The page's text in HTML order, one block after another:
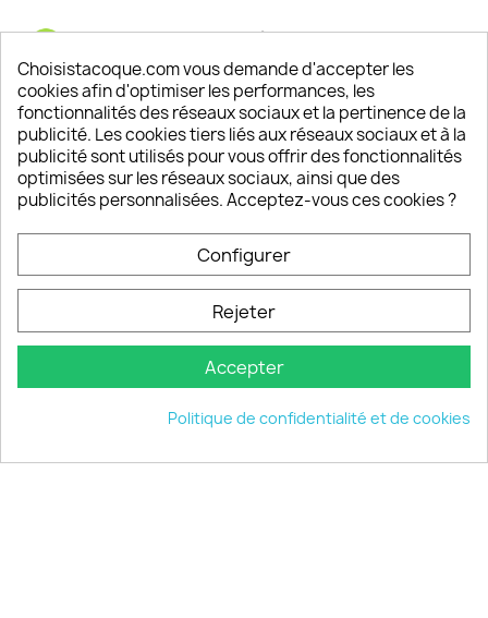
Satisfaction de nos clients
Depuis 2009, entre 92% et 94% de nos clients
sont satisfaits de nos produits
Un SAV à votre écoute
Notre SAV est disponible 6/7J de 10h à 18H
keyboard_arrow_down
© 2026 - choisistacoque.com
Choisistacoque.com vous demande d'accepter les
cookies afin d'optimiser les performances, les
fonctionnalités des réseaux sociaux et la pertinence de la
publicité. Les cookies tiers liés aux réseaux sociaux et à la
publicité sont utilisés pour vous offrir des fonctionnalités
optimisées sur les réseaux sociaux, ainsi que des
publicités personnalisées. Acceptez-vous ces cookies ?
Configurer
Rejeter
Accepter
Politique de confidentialité et de cookies